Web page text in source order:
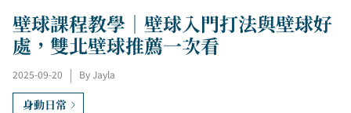
壁球課程教學｜壁球入門打法與壁球好
處，雙北壁球推薦一次看
2025-09-20 By Jayla
身動日常